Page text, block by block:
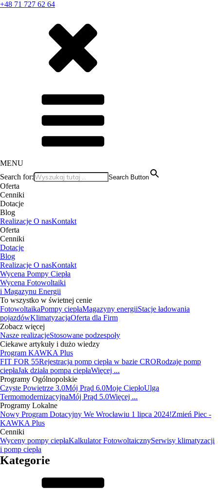
+48 71 727 62 64
MENU
Search for:
Search Button
Oferta
Cenniki
Dotacje
Blog
Realizacje O nasKontakt
Oferta
Cenniki
Dotacje
Blog
Realizacje O nasKontakt
Wycena Pompy Ciepła
Wycena Fotowoltaiki
i Magazynu Energii
To wszystko w świetnej cenie
FotowoltaikaPompy ciepłaMagazyny energiiStacje ładowania
pojazdówKlimatyzacjaOferta dla Firm
Zobacz więcej
Nasze realizacjeStosowane podzespoły
Ciekawe artykuły i dużo wiedzy
Program KAWKA Plus
FIT FOR 55Rejestracja pomp ciepła w bazie CRORodzaje pomp
ciepłaJak działa pompa ciepłaWięcej ...
Programy Ogólnopolskie
Czyste Powietrze 3.0Mój Prąd 6.0Moje CiepłoUlga
TermomodernizacyjnaMój Prąd 5.0Więcej ...
Programy Lokalne
Nowy Program Dotacyjny We Wrocławiu 1 lipca 2024!Zmień Piec -
KAWKA Plus
Cenniki
Wyceny pompy ciepłaKalkulator FotowoltaicznySerwisy klimatyzacji
i pomp ciepła
Kategorie